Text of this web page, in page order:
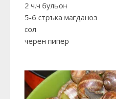
2 ч.ч бульон
5-6 стръка магданоз
сол
черен пипер